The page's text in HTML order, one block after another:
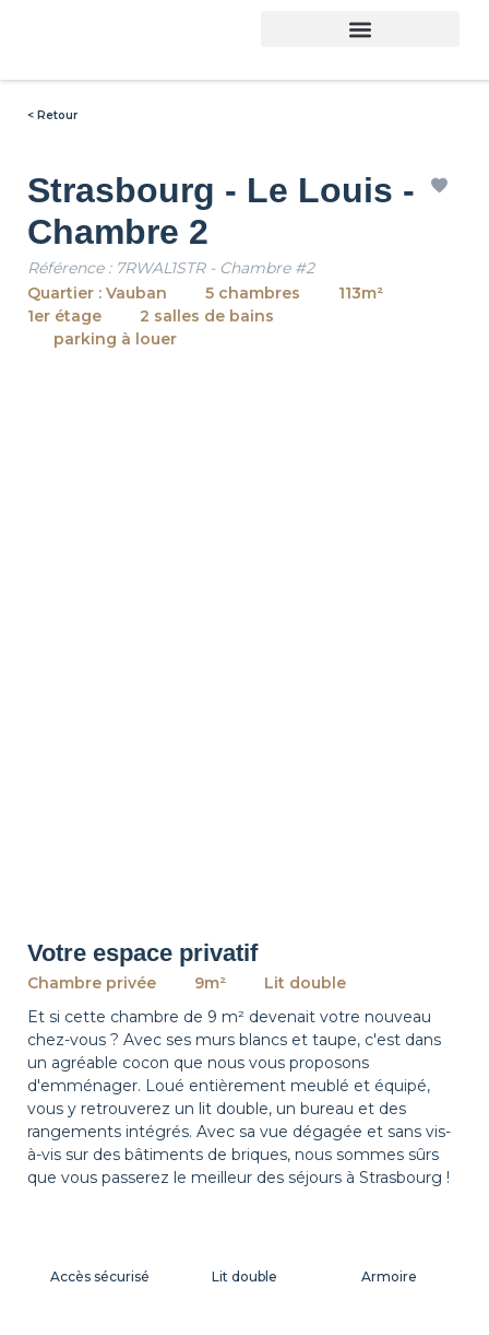
< Retour
Strasbourg - Le Louis -
Chambre 2
Référence : 7RWAL1STR - Chambre #2
Quartier : Vauban
5 chambres
113m²
1er étage
2 salles de bains
parking à louer
Votre espace privatif
Chambre privée 9m²
Lit double
Et si cette chambre de 9 m² devenait votre nouveau
chez-vous ? Avec ses murs blancs et taupe, c'est dans
un agréable cocon que nous vous proposons
d'emménager. Loué entièrement meublé et équipé,
vous y retrouverez un lit double, un bureau et des
rangements intégrés. Avec sa vue dégagée et sans vis-
à-vis sur des bâtiments de briques, nous sommes sûrs
que vous passerez le meilleur des séjours à Strasbourg !
Armoire
Accès sécurisé Lit double